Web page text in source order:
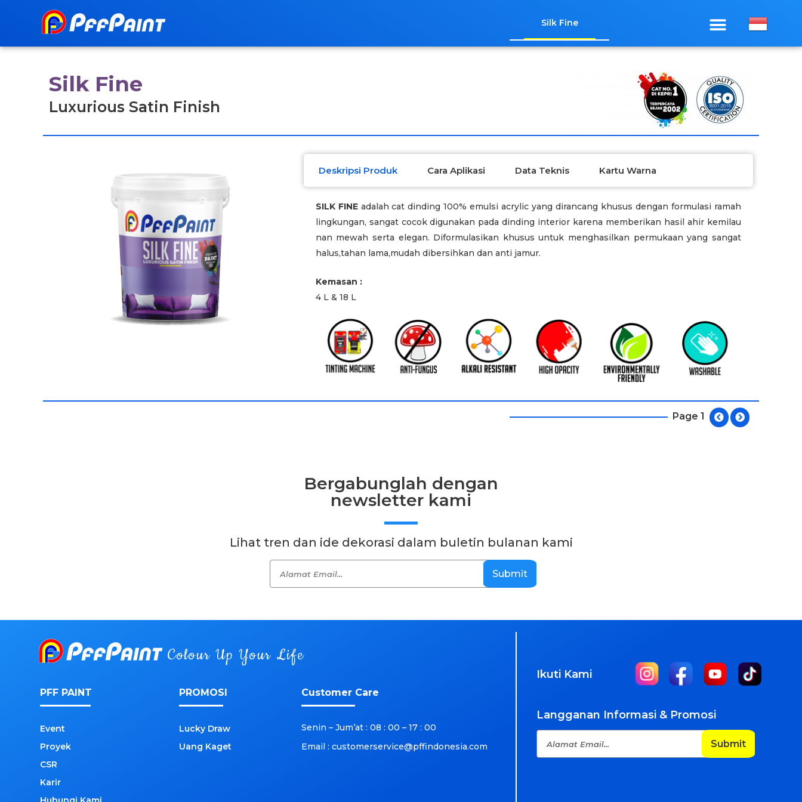
Silk Fine
Silk Fine
Luxurious Satin Finish
Deskripsi Produk Cara Aplikasi Data Teknis Kartu Warna
SILK FINEadalah cat dinding 100% emulsi acrylic yang dirancang khusus dengan formulasi ramah
lingkungan, sangat cocok digunakan pada dinding interior karena memberikan hasil ahir kemilau
nan mewah serta elegan. Diformulasikan khusus untuk menghasilkan permukaan yang sangat
halus,tahan lama,mudah dibersihkan dan anti jamur.
Kemasan :
4 L & 18 L
Page 1
Bergabunglah dengan
newsletter kami
Lihat tren dan ide dekorasi dalam buletin bulanan kami
Submit
Colour Up Your Life
PFF PAINT
Event
Proyek
CSR
Karir
PROMOSI
Lucky Draw
Uang Kaget
Customer Care
Senin – Jum’at : 08 : 00 – 17 : 00
Email : customerservice@pffindonesia.com
Ikuti Kami
Langganan Informasi & Promosi
Submit